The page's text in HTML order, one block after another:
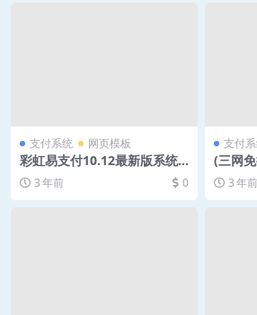
支付系统 网页模板
彩虹易支付10.12最新版系统
源码3 年前 0
支付
(三网
统 3 年前